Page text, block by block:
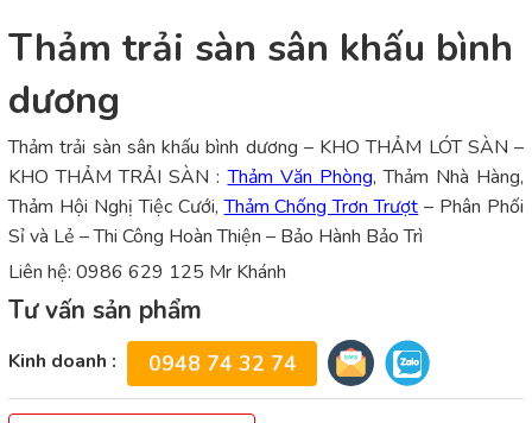
Thảm trải sàn sân khấu bình
dương
Thảm trải sàn sân khấu bình dương – KHO THẢM LÓT SÀN –
KHO THẢM TRẢI SÀN :Thảm Văn Phòng, Thảm Nhà Hàng,
Thảm Hội Nghị Tiệc Cưới,Thảm Chống Trơn Trượt – Phân Phối
Sỉ và Lẻ – Thi Công Hoàn Thiện – Bảo Hành Bảo Trì
Liên hệ: 0986 629 125 Mr Khánh
Tư vấn sản phẩm
Kinh doanh : 0948 74 32 74